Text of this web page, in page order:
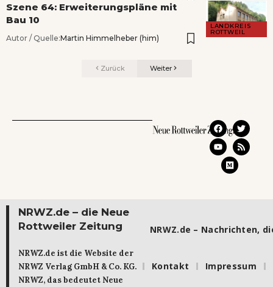
LANDKREIS
ROTTWEIL
Szene 64: Erweiterungspläne mit
Bau 10
Autor / Quelle:Martin Himmelheber (him)
Zurück Weiter
NRWZ.de – die Neue
Rottweiler Zeitung
NRWZ.de ist die Website der
NRWZ Verlag GmbH & Co. KG.
NRWZ, das bedeutet Neue
NRWZ.de – Nachrichten,
Kontakt Impressum